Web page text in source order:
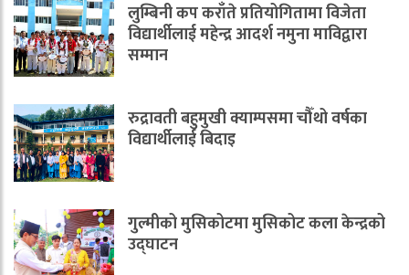
लुम्बिनी कप कराँते प्रतियोगितामा विजेता
विद्यार्थीलाई महेन्द्र आदर्श नमुना माविद्वारा
सम्मान
रुद्रावती बहुमुखी क्याम्पसमा चौँथो वर्षका
विद्यार्थीलाई बिदाइ
गुल्मीको मुसिकोटमा मुसिकोट कला केन्द्रको
उद्घाटन